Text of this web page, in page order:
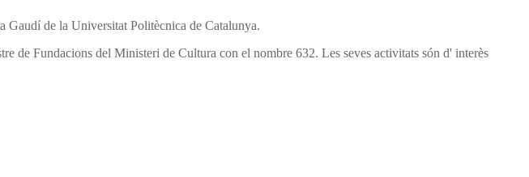
Gaudí de la Universitat Politècnica de Catalunya.
de Fundacions del Ministeri de Cultura con el nombre 632. Les seves activitats són d' interès